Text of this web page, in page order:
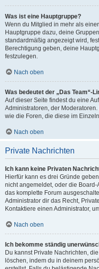
Was ist eine Hauptgruppe?
Wenn du Mitglied in mehr als
Hauptgruppe dazu, deine
standardmäßig angezeigt wird,
Berechtigung geben, deine
festzulegen.
Nach oben
Was bedeutet der „Das Team“-
Auf dieser Seite findest du eine
Administratoren, der
wie die Foren, die diese im
Nach oben
Private Nachrichten
Ich kann keine Privaten
Hierfür kann es drei Gründe
nicht angemeldet, oder die
das komplette Forum
Administrator dir das Recht,
Kontaktiere einen Administrator,
Nach oben
Ich bekomme ständig
Du kannst Private Nachrichten,
löschen, indem du in deinem